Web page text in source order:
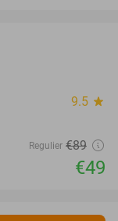
9.5 star
Regulier €89
€49